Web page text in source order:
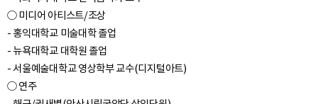
○ 미디어 아티스트/조상
- 홍익대학교 미술대학 졸업
- 뉴욕대학교 대학원 졸업
- 서울예술대학교 영상학부 교수(디지털아트)
○ 연주